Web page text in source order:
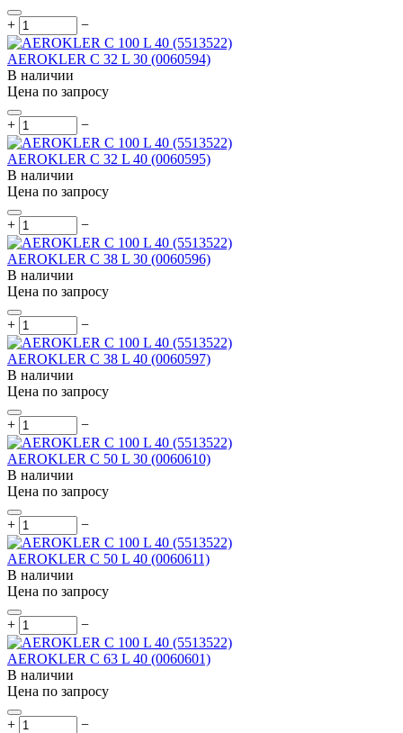
+ −
AEROKLER C 32 L 30 (0060594)
В наличии
Цена по запросу
+ −
AEROKLER C 32 L 40 (0060595)
В наличии
Цена по запросу
+ −
AEROKLER C 38 L 30 (0060596)
В наличии
Цена по запросу
+ −
AEROKLER C 38 L 40 (0060597)
В наличии
Цена по запросу
+ −
AEROKLER C 50 L 30 (0060610)
В наличии
Цена по запросу
+ −
AEROKLER C 50 L 40 (0060611)
В наличии
Цена по запросу
+ −
AEROKLER C 63 L 40 (0060601)
В наличии
Цена по запросу
+
−